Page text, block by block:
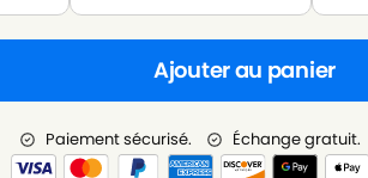
Ajouter au panier
Paiement sécurisé. Échange gratuit.